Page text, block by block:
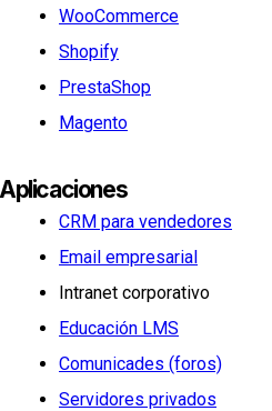
WooCommerce
Shopify
PrestaShop
Magento
Aplicaciones
CRM para vendedores
Email empresarial
Intranet corporativo
Educación LMS
Comunicades (foros)
Servidores privados